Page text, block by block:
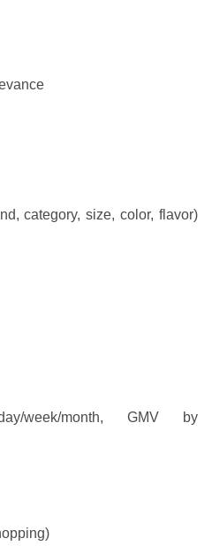
category, size, color, flavor)
week/month, GMV by